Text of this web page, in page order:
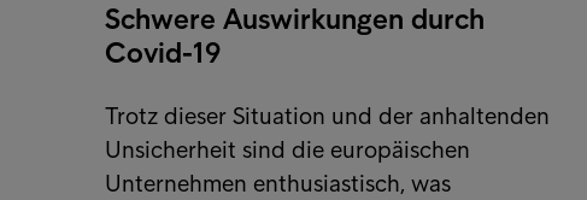
Schwere Auswirkungen durch
Covid-19
Trotz dieser Situation und der anhaltenden
Unsicherheit sind die europäischen
Unternehmen enthusiastisch, was